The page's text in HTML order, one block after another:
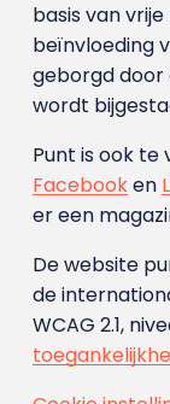
basis van
beïnvloeding
geborgd door
wordt
Punt is ook te
Facebooken
er een
De website
de
WCAG 2.1,